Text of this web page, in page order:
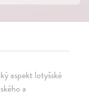
aspekt lotyšské
a